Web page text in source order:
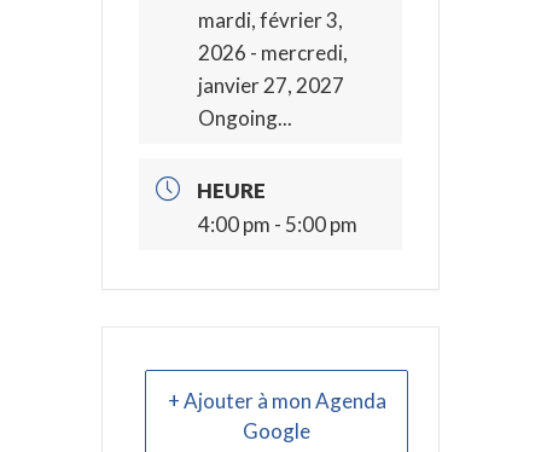
mardi, février 3,
2026 - mercredi,
janvier 27, 2027
Ongoing...
HEURE
4:00 pm - 5:00 pm
+ Ajouter à mon Agenda
Google